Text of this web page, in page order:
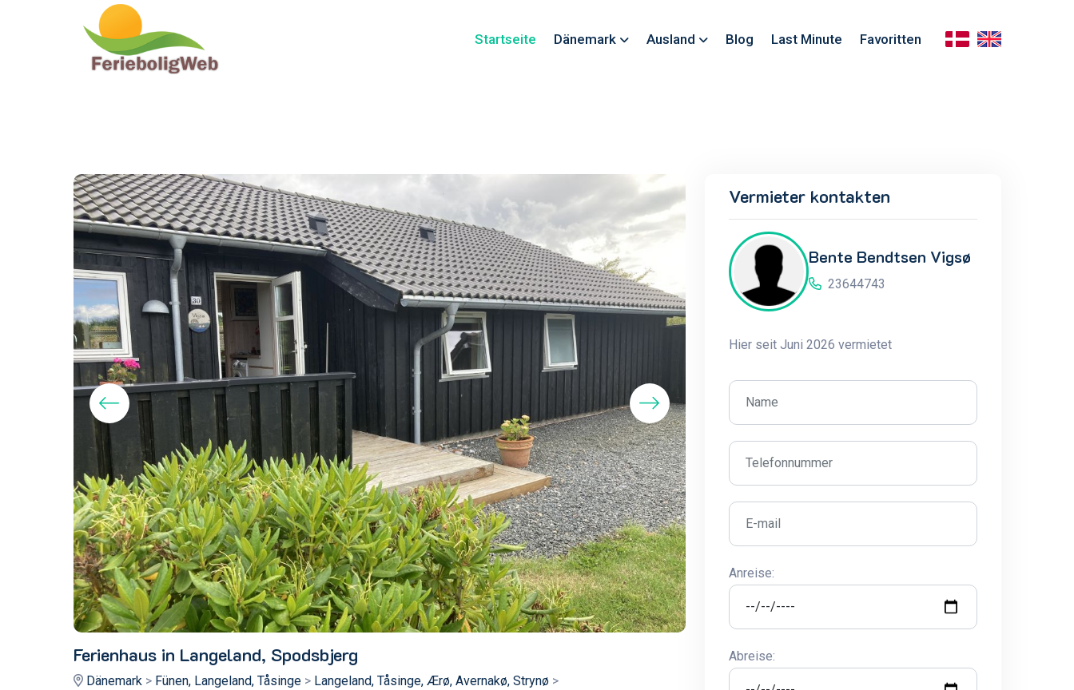
Startseite Dänemark Ausland Blog Last Minute Favoritten
Ferienhaus in Langeland, Spodsbjerg
Dänemark> Fünen, Langeland, Tåsinge> Langeland, Tåsinge, Ærø, Avernakø, Strynø>
Vermieter kontakten
Bente Bendtsen Vigsø
23644743
Hier seit Juni 2026 vermietet
Anreise:
Abreise: